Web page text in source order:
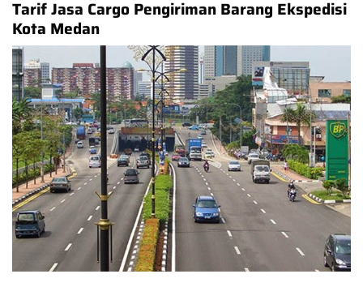
Tarif Jasa Cargo Pengiriman Barang Ekspedisi
Kota Medan